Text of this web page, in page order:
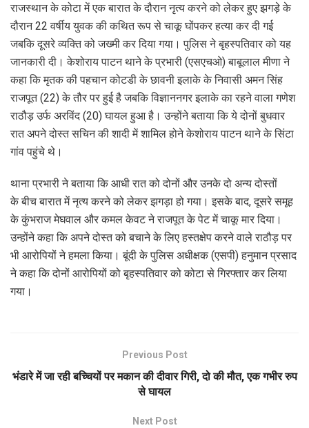
राजस्थान के कोटा में एक बारात के दौरान नृत्य करने को लेकर हुए झगड़े के
दौरान 22 वर्षीय युवक की कथित रूप से चाकू घोंपकर हत्या कर दी गई
जबकि दूसरे व्यक्ति को जख्मी कर दिया गया। पुलिस ने बृहस्पतिवार को यह
जानकारी दी। केशोराय पाटन थाने के प्रभारी (एसएचओ) बाबूलाल मीणा ने
कहा कि मृतक की पहचान कोटडी के छावनी इलाके के निवासी अमन सिंह
राजपूत (22) के तौर पर हुई है जबकि विज्ञाननगर इलाके का रहने वाला गणेश
राठौड़ उर्फ अरविंद (20) घायल हुआ है। उन्होंने बताया कि ये दोनों बुधवार
रात अपने दोस्त सचिन की शादी में शामिल होने केशोराय पाटन थाने के सिंटा
गांव पहुंचे थे।
थाना प्रभारी ने बताया कि आधी रात को दोनों और उनके दो अन्य दोस्तों
के बीच बारात में नृत्य करने को लेकर झगड़ा हो गया। इसके बाद, दूसरे समूह
के कुंभराज मेघवाल और कमल केवट ने राजपूत के पेट में चाकू मार दिया।
उन्होंने कहा कि अपने दोस्त को बचाने के लिए हस्तक्षेप करने वाले राठौड़ पर
भी आरोपियों ने हमला किया। बूंदी के पुलिस अधीक्षक (एसपी) हनुमान प्रसाद
ने कहा कि दोनों आरोपियों को बृहस्पतिवार को कोटा से गिरफ्तार कर लिया
गया।
Previous Post
भंडारे में जा रही बच्चियों पर मकान की दीवार गिरी, दो की मौत, एक गभीर रुप
से घायल
Next Post